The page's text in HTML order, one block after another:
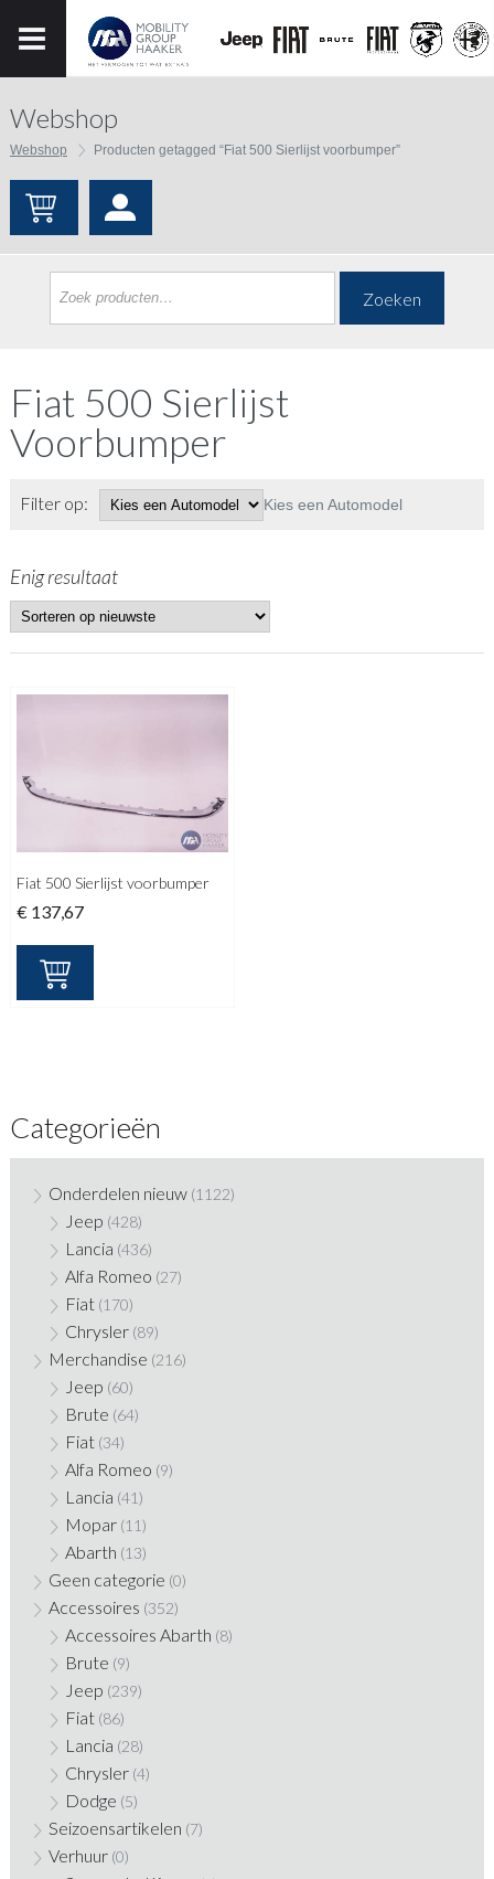
Webshop
Webshop Producten getagged “Fiat 500 Sierlijst voorbumper”
Zoeken
Fiat 500 Sierlijst
Voorbumper
Filter op: Kies een Automodel
Enig resultaat
Fiat 500 Sierlijst voorbumper
€ 137,67
Categorieën
Onderdelen nieuw (1122)
Jeep (428)
Lancia (436)
Alfa Romeo (27)
Fiat (170)
Chrysler (89)
Merchandise (216)
Jeep (60)
Brute (64)
Fiat (34)
Alfa Romeo (9)
Lancia (41)
Mopar (11)
Abarth (13)
Geen categorie (0)
Accessoires (352)
Accessoires Abarth (8)
Brute (9)
Jeep (239)
Fiat (86)
Lancia (28)
Chrysler (4)
Dodge (5)
Seizoensartikelen (7)
Verhuur (0)